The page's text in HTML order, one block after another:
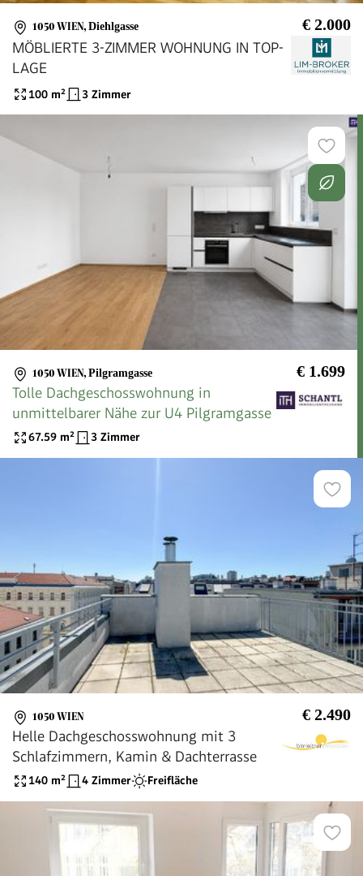
1050 WIEN, Diehlgasse € 2.000
MÖBLIERTE 3-ZIMMER WOHNUNG IN TOP-
LAGE
100 m² 3 Zimmer
1050 WIEN, Pilgramgasse € 1.699
Tolle Dachgeschosswohnung in
unmittelbarer Nähe zur U4 Pilgramgasse
67.59 m² 3 Zimmer
1050 WIEN € 2.490
Helle Dachgeschosswohnung mit 3
Schlafzimmern, Kamin & Dachterrasse
140 m² 4 Zimmer Freifläche